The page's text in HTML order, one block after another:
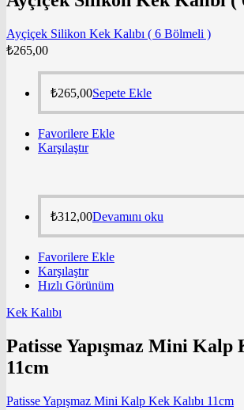
Ayçiçek Silikon Kek Kalıbı ( 6 Bölmeli )
₺265,00
₺265,00Sepete Ekle
Favorilere Ekle
Karşılaştır
₺312,00Devamını oku
Favorilere Ekle
Karşılaştır
Hızlı Görünüm
Kek Kalıbı
Patisse Yapışmaz Mini Kalp
11cm
Patisse Yapışmaz Mini Kalp Kek Kalıbı 11cm